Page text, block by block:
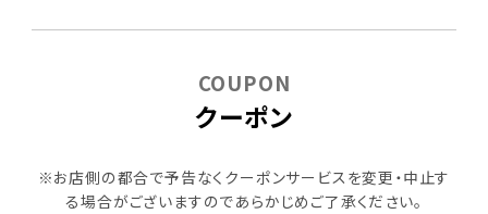
クーポン
COUPON
※お店側の都合で予告なくクーポンサービスを変更・中止す
る場合がございますのであらかじめご了承ください。